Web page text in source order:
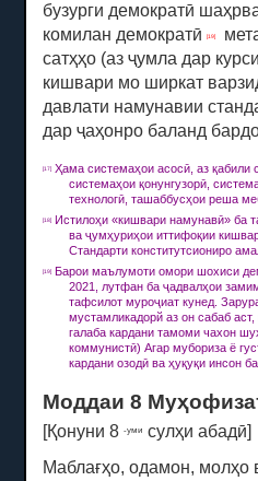
бузурги демократӣ
комилан демократӣ[19]
сатҳҳо (аз ҷумла дар
кишвари мо ширкат
давлати намунавии
дар ҷаҳонро баланд
[17]
Ҳама системаҳои асосӣ, аз қабили
системаҳои қонунгузорӣ,
технологӣ, ташаббусҳои реша
[18]
Истилоҳи «кишвари намунавӣ» ба
ва ҷумҳуриҳои иттифоқии
Стандарти конститутсиониро
[19]
Барои маълумоти омори шохиси
2021, лутфан ба ҷадвалҳои
тафсилот муроҷиат кунед.
мустамликадорй аз он сабаб
галаба кардани тамоми чахон
коммунистӣ) Агар мубориза ё
кардани озодӣ ва ҳуқуқи инсон
Моддаи 8
[Қонуни 8-уми
сулҳи абадӣ]
Маблағҳо, одамон, молҳо